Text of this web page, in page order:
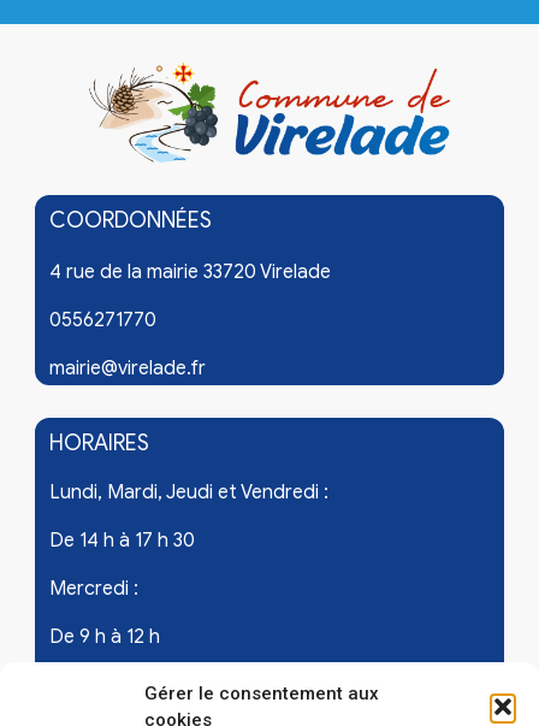
Gérer le consentement aux
cookies
COORDONNÉES
4 rue de la mairie 33720 Virelade
0556271770
mairie@virelade.fr
HORAIRES
Lundi, Mardi, Jeudi et Vendredi :
De 14 h à 17 h 30
Mercredi :
De 9 h à 12 h
Samedi - les 1er et 3ème de chaque mois :